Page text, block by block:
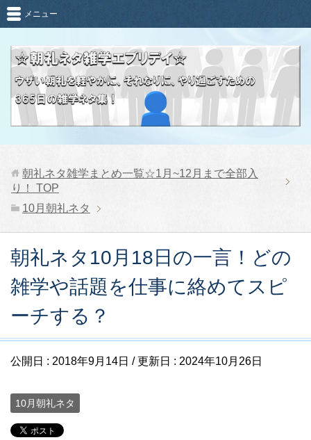
メニュー
朝礼ネタ雑学まとめ一覧☆1月~12月まで全部入
り！
TOP
10月朝礼ネタ
朝礼ネタ10月18日の一言！どの
雑学や話題を仕事に絡めてスピ
ーチする？
公開日 : 2018年9月14日 / 更新日 : 2024年10月26日
10月朝礼ネタ